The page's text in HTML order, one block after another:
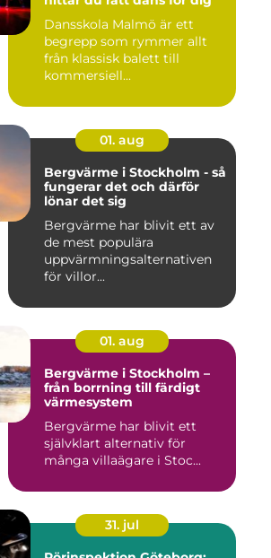
Dansskola Malmö är ett
begrepp som rymmer allt
från klassisk balett till
kommersiell...
01. aug
Bergvärme i Stockholm - så
fungerar det och därför
lönar det sig
Bergvärme har blivit ett av
de mest populära
uppvärmningsalternativen
för villor...
01. aug
Bergvärme i Stockholm –
från borrning till färdigt
värmesystem
Bergvärme har blivit ett
självklart alternativ för
många villaägare i Stoc...
31. jul